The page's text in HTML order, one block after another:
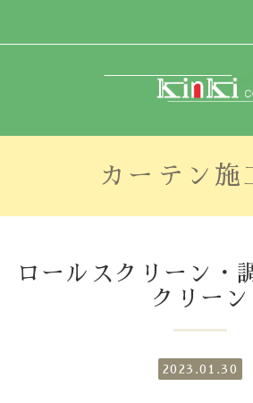
カーテン施
ロールスクリーン・
クリーン
2023.01.30